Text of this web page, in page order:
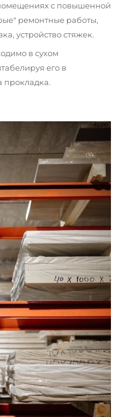
с повышенной
ремонтные работы,
устройство стяжек.
в сухом
его в
прокладка.